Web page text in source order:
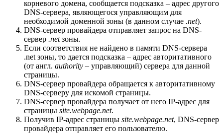
корневого домена, сообщается подсказка – адрес другого
DNS-сервера, являющегося управляющим для
необходимой доменной зоны (в данном случае .net).
DNS-сервер провайдера отправляет запрос на DNS-
сервер .netзоны.
Если соответствия не найдено в памяти DNS-сервера
.net зоны, то дается подсказка – адрес авторитативного
(от англ. authority – управляющий) сервера для данной
страницы.
DNS-сервер провайдера обращается к авторитативному
DNS-серверу для искомой страницы.
DNS-сервер провайдера получает от него IP-адрес для
страницы site.webpage.net.
Получив IP-адрес страницы site.webpage.net, DNS-сервер
провайдера отправляет его пользователю.